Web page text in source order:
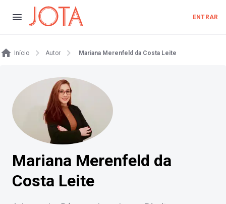
ENTRAR
Início Autor Mariana Merenfeld da Costa Leite
Mariana Merenfeld da
Costa Leite